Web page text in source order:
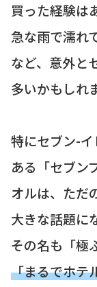
買った経験は
急な雨で濡れ
など、意外と
多いかもしれ
特にセブン-
ある「セブン
オルは、ただ
大きな話題に
その名も「極
「まるでホテ